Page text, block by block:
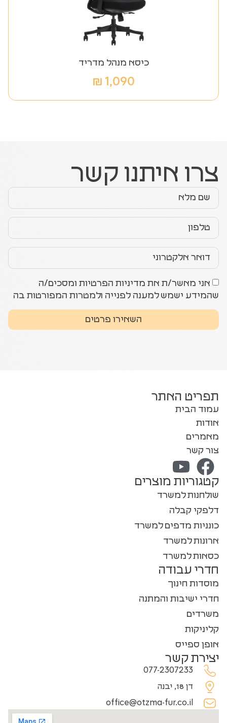
כיסא מנהל מדריד
1,090
₪
צרו איתנו קשר
אני מאשר/ת את מדיניות הפרטיות ומסכים/ה
שהמידע ישמש למענה לפנייה ולמטרות המפורטות בה
השאירו פרטים
תפריט האתר
עמוד הבית
אודות
מאמרים
צור קשר
קטגוריות מוצרים
שולחנות למשרד
דלפקי קבלה
כונניות מדפים למשרד
ארונות למשרד
כסאות למשרד
חדרי עבודה
מוסדות חינוך
חדרי ישיבות והמתנה
משרדים
קליניקות
אופן ספייס
יצירת קשר
077-2307233
דן 18, יבנה
office@otzma-fur.co.il